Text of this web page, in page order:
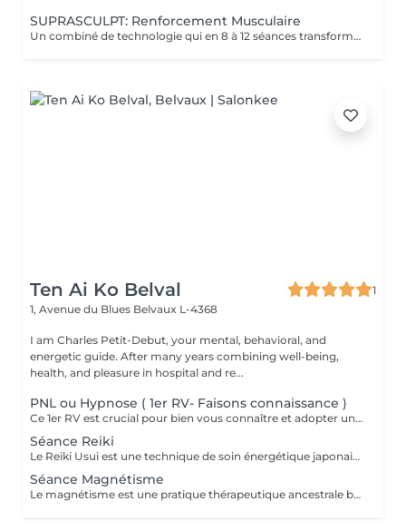
SUPRASCULPT: Renforcement Musculaire
Un combiné de technologie qui en 8 à 12 séances transformera votre silhouette sur une zone du corps.. Des abdos développés? des cuisses tonifiées ?? des bras remodelés?? alors n'hésitez plus !!
Ten Ai Ko Belval
1
1, Avenue du Blues Belvaux L-4368
I am Charles Petit-Debut, your mental, behavioral, and
energetic guide. After many years combining well-being,
health, and pleasure in hospital and re...
PNL ou Hypnose ( 1er RV- Faisons connaissance )
Ce 1er RV est crucial pour bien vous connaître et adopter une approche personnalisée et efficace lors des prochaines séances.
Séance Reiki
Le Reiki Usui est une technique de soin énergétique japonaise, fondée par Mikao Usui au début du XXème siècle. Elle repose sur le principe de transmission de l'énergie universelle par imposition des mains pour favoriser la guérison et le bien-être. Les bienfaits du Reiki incluent l'harmonisation du corps et de l'esprit, la réduction du stress et la promotion de la relaxation pour une amélioration de la qualité du sommeil, le renforcement du système immunitaire et l'équilibrage des émotions. Le Reiki peut être utilisé pour soulager une douleur ponctuelle ou pour accompagner un traitement plus lourd.
Séance Magnétisme
Le magnétisme est une pratique thérapeutique ancestrale basée sur l'utilisation de l'énergie universelle. Il repose sur le principe que le corps humain émet et reçoit des énergies en fonction de blessures et/ou de besoins. Le magnétiseur peut rééquilibrer ces flux énergétiques par imposition des mains. Cela contribue à la réduction des douleurs, l'amélioration de la circulation sanguine et le renforcement des défenses naturelles de l'organisme, mais aussi à la diminution du stress, l'accélération de la cicatrisation et l'amélioration du bien-être général.